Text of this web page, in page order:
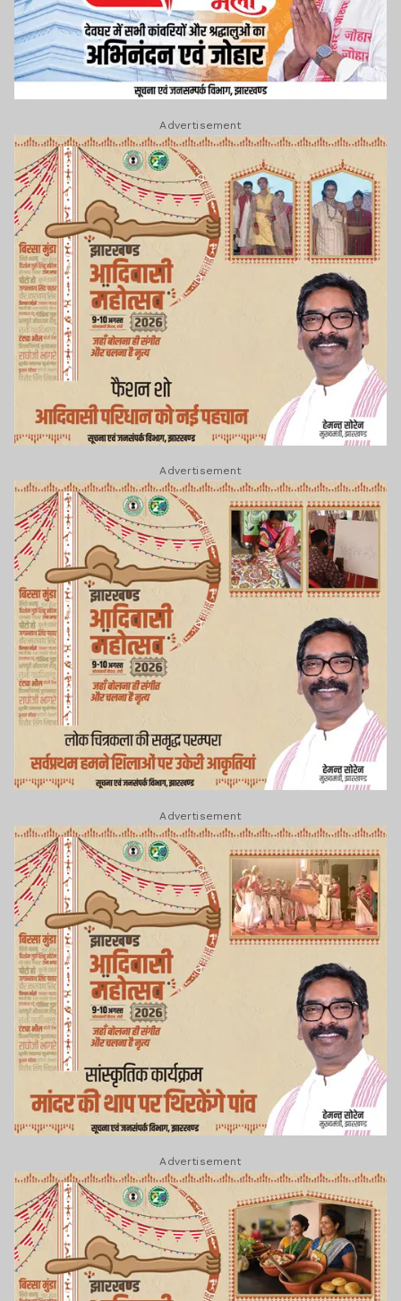
Advertisement
Advertisement
Advertisement
Advertisement